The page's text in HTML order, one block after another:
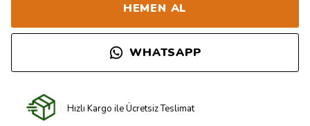
HEMEN AL
WHATSAPP
Hızlı Kargo ile Ücretsiz Teslimat